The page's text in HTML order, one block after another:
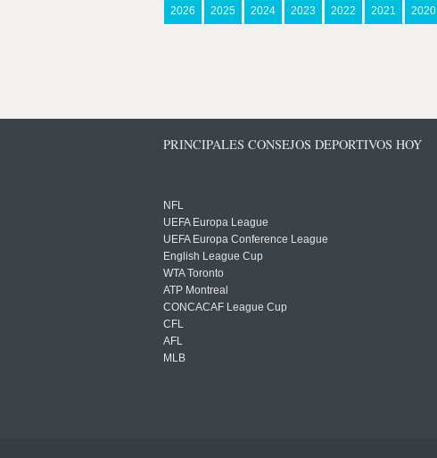
2026 2025 2024 2023 2022 2021 2020
PRINCIPALES CONSEJOS DEPORTIVOS HOY
NFL
UEFA Europa League
UEFA Europa Conference League
English League Cup
WTA Toronto
ATP Montreal
CONCACAF League Cup
CFL
AFL
MLB